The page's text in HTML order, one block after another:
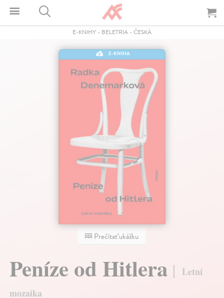
E-KNIHY - BELETRIA - ČESKÁ
E-KNIHA
Prečítať ukážku
Peníze od Hitlera
Letní
mozaika